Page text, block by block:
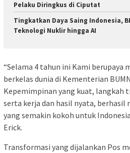
Pelaku Diringkus di Ciputat
Tingkatkan Daya Saing Indonesia,
Teknologi Nuklir hingga AI
“Selama 4 tahun ini Kami berupaya
berkelas dunia di Kementerian
Kepemimpinan yang kuat, langkah
serta kerja dan hasil nyata, berhasil
yang semakin kokoh untuk
Erick.
Transformasi yang dijalankan Pos